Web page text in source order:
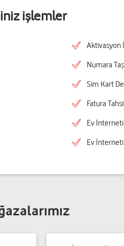
işlemler
Aktivasyon
Numara
Sim Kart
Fatura
Ev
Ev